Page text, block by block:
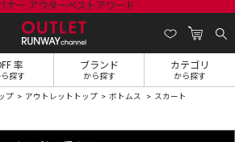
率
探す
ブランド
から探す
カテゴリ
から探す
プ アウトレットトップ ボトムス スカート